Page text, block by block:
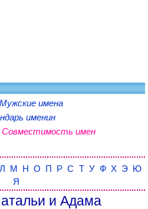
Мужские имена
именин
Совместимость имен
Л М Н О П Р С Т У Ф Х Э Ю
Я
и Адама